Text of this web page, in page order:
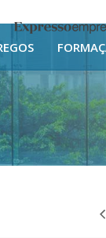
Expresso